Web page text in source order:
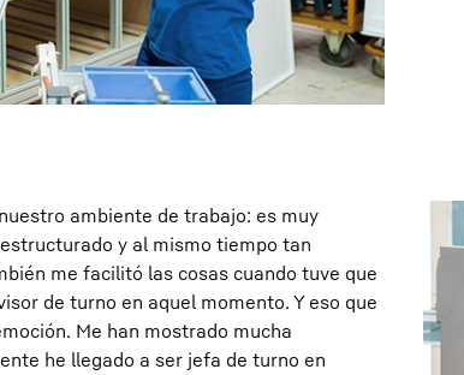
ambiente de trabajo: es muy
y al mismo tiempo tan
me facilitó las cosas cuando tuve que
de turno en aquel momento. Y eso que
Me han mostrado mucha
he llegado a ser jefa de turno en